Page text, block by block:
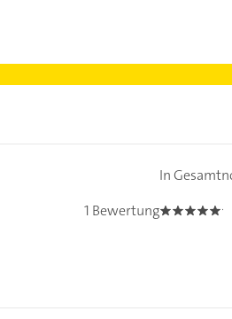
1 Bewertung
In
5.0